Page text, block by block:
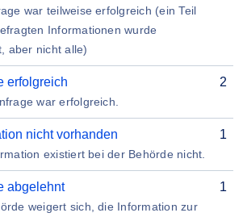
war teilweise erfolgreich (ein Teil
Informationen wurde
aber nicht alle)
erfolgreich
war erfolgreich.
2
nicht vorhanden
existiert bei der Behörde nicht.
1
abgelehnt
weigert sich, die Information zur
1